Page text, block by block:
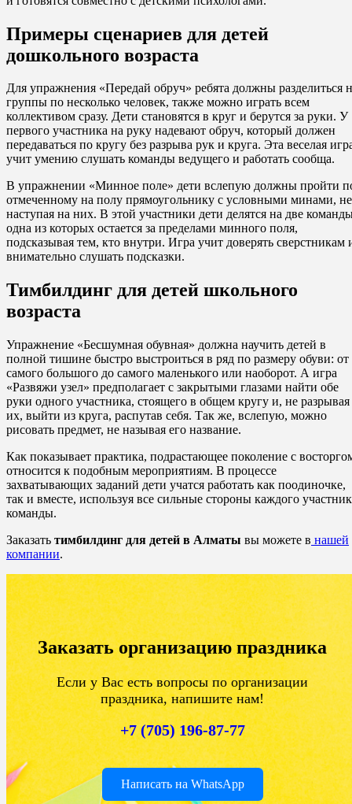
Примеры сценариев для детей
дошкольного возраста
Для упражнения «Передай обруч» ребята должны разделиться
группы по несколько человек, также можно играть всем
коллективом сразу. Дети становятся в круг и берутся за руки. У
первого участника на руку надевают обруч, который должен
передаваться по кругу без разрыва рук и круга. Эта веселая
учит умению слушать команды ведущего и работать сообща.
В упражнении «Минное поле» дети вслепую должны пройти
отмеченному на полу прямоугольнику с условными минами, не
наступая на них. В этой участники дети делятся на две
одна из которых остается за пределами минного поля,
подсказывая тем, кто внутри. Игра учит доверять сверстникам
внимательно слушать подсказки.
Тимбилдинг для детей школьного
возраста
Упражнение «Бесшумная обувная» должна научить детей в
полной тишине быстро выстроиться в ряд по размеру обуви: от
самого большого до самого маленького или наоборот. А игра
«Развяжи узел» предполагает с закрытыми глазами найти обе
руки одного участника, стоящего в общем кругу и, не разрывая
их, выйти из круга, распутав себя. Так же, вслепую, можно
рисовать предмет, не называя его название.
Как показывает практика, подрастающее поколение с
относится к подобным мероприятиям. В процессе
захватывающих заданий дети учатся работать как поодиночке,
так и вместе, используя все сильные стороны каждого
команды.
Заказать тимбилдинг для детей в Алматы вы можете в нашей
компании.
Заказать организацию праздника
Если у Вас есть вопросы по организации
праздника, напишите нам!
+7 (705) 196-87-77
Написать на WhatsApp